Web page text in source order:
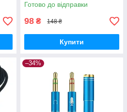
Готово до відправки
98 ₴ 148 ₴
Купити
–34%